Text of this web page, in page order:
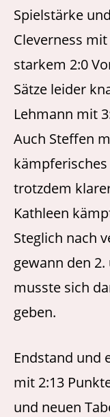
Spielstärke
Cleverness
starkem 2:0
Sätze leider
Lehmann mit
Auch Steffen
trotzdem
Kathleen
Steglich nach
gewann den 2.
musste sich
geben.
Endstand und
mit 2:13
und neuen